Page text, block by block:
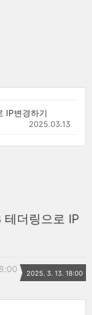
IP변경하기
2025.03.13
더링으로 IP
2025. 3. 13. 18:00